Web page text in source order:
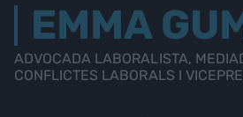
EMMA
ADVOCADA LABORALISTA,
CONFLICTES LABORALS I